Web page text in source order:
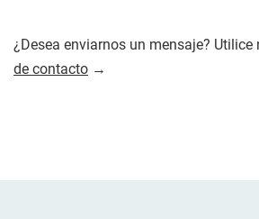
¿Desea enviarnos un mensaje? Utilice
de contacto →